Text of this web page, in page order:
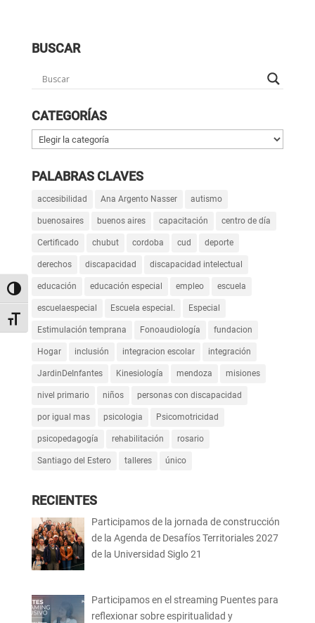
Alternar alto contraste
Alternar tamaño de letra
BUSCAR
CATEGORÍAS
Categorías
PALABRAS CLAVES
accesibilidad Ana Argento Nasser autismo
buenosaires buenos aires capacitación centro de día
Certificado chubut cordoba cud deporte
derechos discapacidad discapacidad intelectual
educación educación especial empleo escuela
escuelaespecial Escuela especial. Especial
Estimulación temprana Fonoaudiología fundacion
Hogar inclusión integracion escolar integración
JardinDeInfantes Kinesiología mendoza misiones
nivel primario niños personas con discapacidad
por igual mas psicologia Psicomotricidad
psicopedagogía rehabilitación rosario
Santiago del Estero talleres único
RECIENTES
Participamos de la jornada de construcción
de la Agenda de Desafíos Territoriales 2027
de la Universidad Siglo 21
Participamos en el streaming Puentes para
reflexionar sobre espiritualidad y